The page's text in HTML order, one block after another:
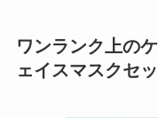
ワンランク上の
ェイスマスクセッ